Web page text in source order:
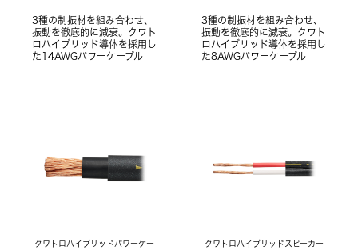
3種の制振材を組み合わせ、
振動を徹底的に減衰。クワト
ロハイブリッド導体を採用し
た14AWGパワーケーブル
3種の制振材を組み合わせ、
振動を徹底的に減衰。クワト
ロハイブリッド導体を採用し
た8AWGパワーケーブル
クワトロハイブリッドパワーケー
クワトロハイブリッドスピーカー